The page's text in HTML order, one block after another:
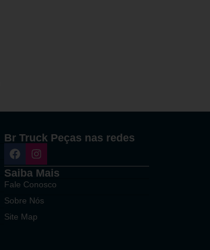
Br Truck Peças nas redes
Saiba Mais
Fale Conosco
Sobre Nós
Site Map